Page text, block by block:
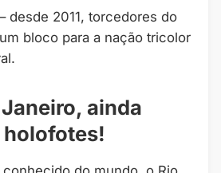
– desde 2011, torcedores do
bloco para a nação tricolor
ainda